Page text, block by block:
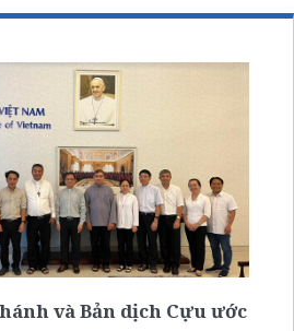
và Bản dịch Cựu ước